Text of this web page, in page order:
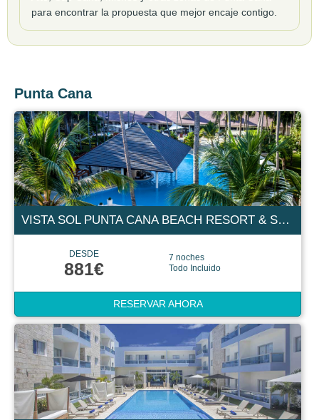
para encontrar la propuesta que mejor encaje contigo.
Punta Cana
VISTA SOL PUNTA CANA BEACH RESORT & SPA 4 ESTRELLAS
DESDE
881€
7 noches
Todo Incluido
RESERVAR AHORA